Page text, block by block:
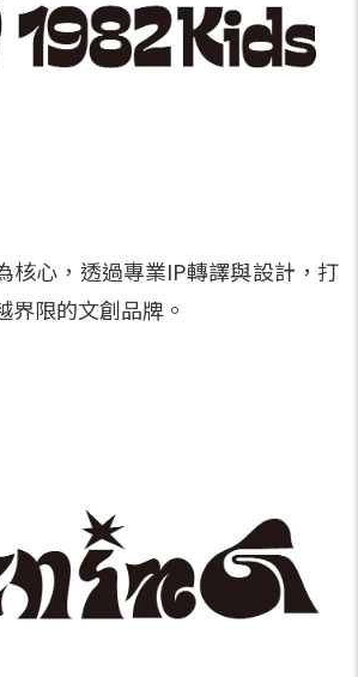
核心，透過專業IP轉譯與設計，打
界限的文創品牌。